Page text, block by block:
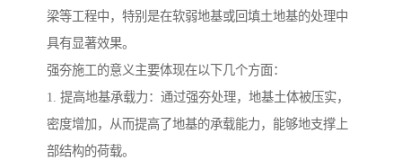
梁等工程中，特别是在软弱地基或回填土地基的处理中
具有显著效果。
强夯施工的意义主要体现在以下几个方面：
1. 提高地基承载力：通过强夯处理，地基土体被压实，
密度增加，从而提高了地基的承载能力，能够地支撑上
部结构的荷载。